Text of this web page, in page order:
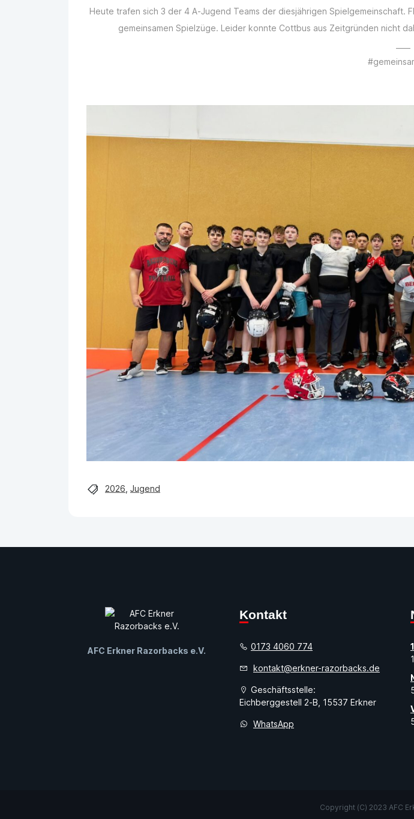
Heute trafen sich 3 der 4 A-Jugend Teams der diesjährigen Spielgemeinschaft.
gemeinsamen Spielzüge. Leider konnte Cottbus aus Zeitgründen nicht
2026 Jugend
AFC Erkner Razorbacks e.V.
Kontakt
0173 4060 774
kontakt@erkner-razorbacks.de
Geschäftsstelle:
Eichberggestell 2-B, 15537 Erkner
WhatsApp
Copyright (C) 2023 AFC